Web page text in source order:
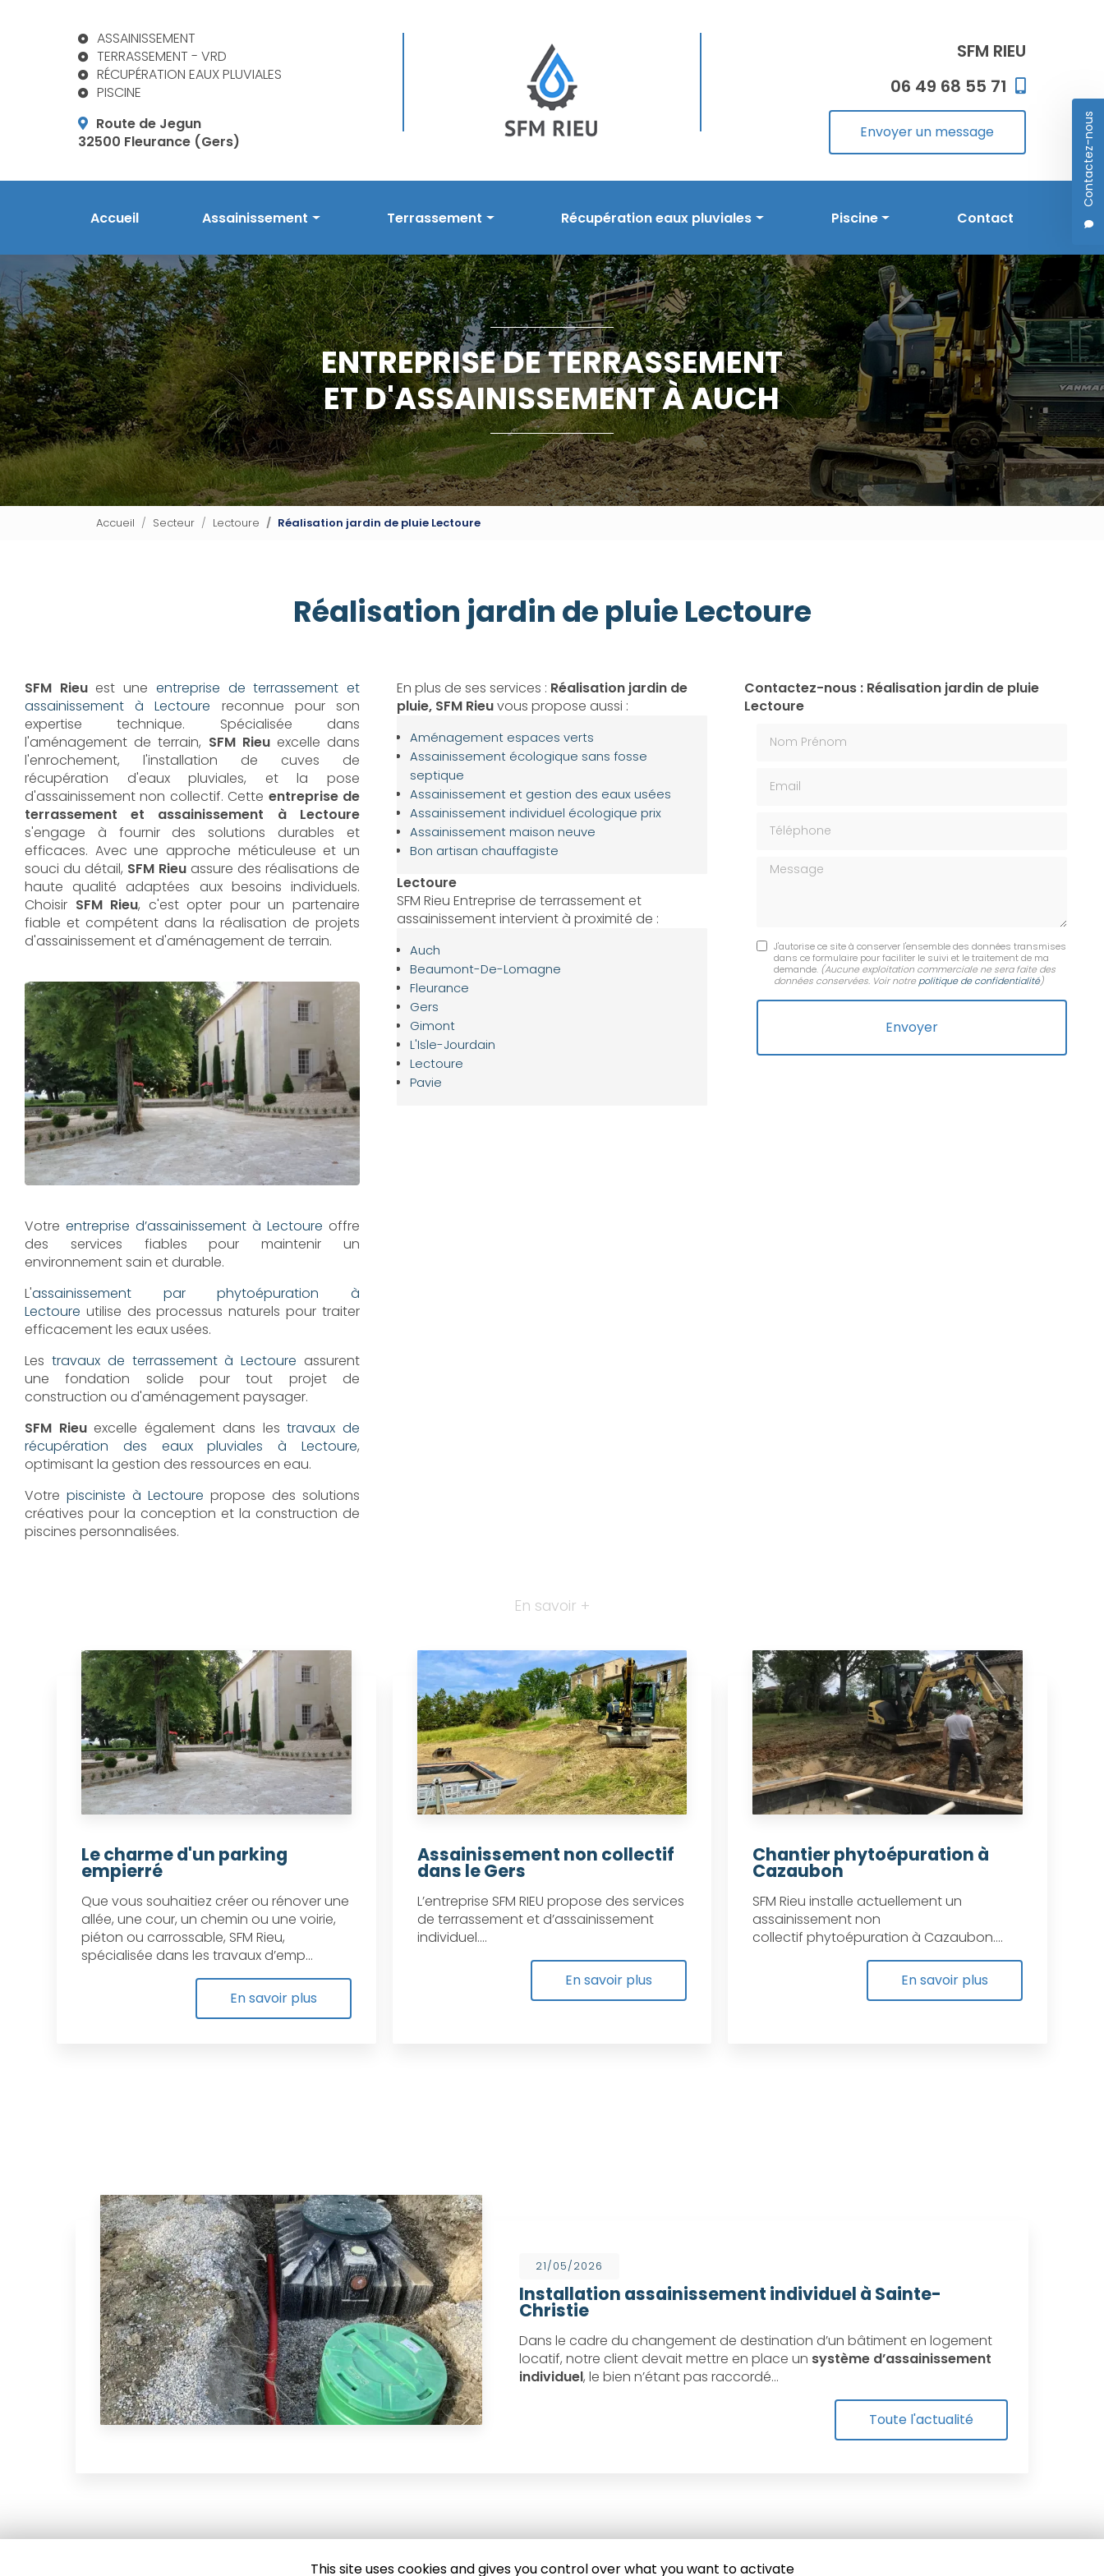
ASSAINISSEMENT
TERRASSEMENT - VRD
RÉCUPÉRATION EAUX PLUVIALES
PISCINE
Route de Jegun
32500 Fleurance (Gers)
SFM RIEU
06 49 68 55 71
Envoyer un message Contactez-nous
Accueil
Assainissement
Prestations en assainissement
Phytoépuration Aquatiris
Réalisations
Terrassement
Prestations en terrassement
Réalisations
Récupération eaux pluviales
Nos prestations
Réalisations
Piscine
Prestations en piscine
Réalisations
Contact
ENTREPRISE DE TERRASSEMENT
ET D'ASSAINISSEMENT À AUCH
Accueil Secteur Lectoure Réalisation jardin de pluie Lectoure
Réalisation jardin de pluie Lectoure
SFM Rieuest une entreprise de terrassement et
assainissement à Lectoure reconnue pour son
expertise technique. Spécialisée dans
l'aménagement de terrain, SFM Rieuexcelle dans
l'enrochement, l'installation de cuves de
récupération d'eaux pluviales, et la pose
d'assainissement non collectif. Cette entreprise de
terrassement et assainissement à Lectoure
s'engage à fournir des solutions durables et
efficaces. Avec une approche méticuleuse et un
souci du détail, SFM Rieu assure des réalisations de
haute qualité adaptées aux besoins individuels.
Choisir SFM Rieu, c'est opter pour un partenaire
fiable et compétent dans la réalisation de projets
d'assainissement et d'aménagement de terrain.
Votre entreprise d’assainissement à Lectoure offre
des services fiables pour maintenir un
environnement sain et durable.
L'assainissement par phytoépuration à
Lectoure utilise des processus naturels pour traiter
efficacement les eaux usées.
Les travaux de terrassement à Lectoure assurent
une fondation solide pour tout projet de
construction ou d'aménagement paysager.
SFM Rieuexcelle également dans lestravaux de
récupération des eaux pluviales à Lectoure,
optimisant la gestion des ressources en eau.
Votre pisciniste à Lectoure propose des solutions
créatives pour la conception et la construction de
piscines personnalisées.
En plus de ses services : Réalisation jardin de
pluie, SFM Rieuvous propose aussi :
Aménagement espaces verts
Assainissement écologique sans fosse
septique
Assainissement et gestion des eaux usées
Assainissement individuel écologique prix
Assainissement maison neuve
Bon artisan chauffagiste
Lectoure
SFM Rieu Entreprise de terrassement et
assainissement intervient à proximité de :
Auch
Beaumont-De-Lomagne
Fleurance
Gers
Gimont
L'Isle-Jourdain
Lectoure
Pavie
Contactez-nous : Réalisation jardin de pluie
Lectoure
Message
J'autorise ce site à conserver l'ensemble des données transmises
dans ce formulaire pour faciliter le suivi et le traitement de ma
demande. (Aucune exploitation commerciale ne sera faite des
données conservées. Voir notre politique de confidentialité)
En savoir +
Le charme d'un parking
empierré
Que vous souhaitiez créer ou rénover une
allée, une cour, un chemin ou une voirie,
piéton ou carrossable, SFM Rieu,
spécialisée dans les travaux d’emp...
En savoir plus
Assainissement non collectif
dans le Gers
L’entreprise SFM RIEU propose des services
de terrassement et d’assainissement
individuel....
En savoir plus
Chantier phytoépuration à
Cazaubon
SFM Rieu installe actuellement un
assainissement non
collectif phytoépuration à Cazaubon....
En savoir plus
21/05/2026
Installation assainissement individuel à Sainte-
Christie
Dans le cadre du changement de destination d’un bâtiment en logement
locatif, notre client devait mettre en place un système d’assainissement
individuel, le bien n’étant pas raccordé…
Toute l'actualité
This site uses cookies and gives you control over what you want to activate